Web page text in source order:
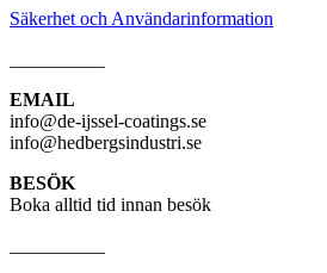
Säkerhet och Användarinformation
EMAIL
info@de-ijssel-coatings.se
info@hedbergsindustri.se
BESÖK
Boka alltid tid innan besök